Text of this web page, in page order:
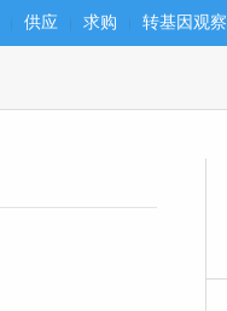
供应 求购 转基因观察